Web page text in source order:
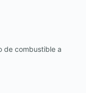
de combustible a